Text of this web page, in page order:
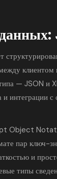
клиентом
— JSON и
и интеграции
Object
пар ключ-
и
типы